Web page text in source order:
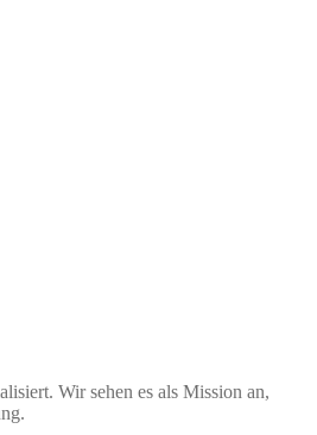
Wir sehen es als Mission an,